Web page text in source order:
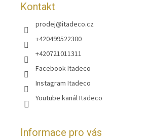
Kontakt
prodej@itadeco.cz
+420499522300
+420721011311
Facebook Itadeco
Instagram Itadeco
Youtube kanál Itadeco
Informace pro vás